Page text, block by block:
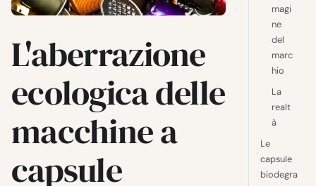
L'aberrazione
ecologica delle
macchine a
capsule
magi
ne
del
marc
hio
La
realt
à
Le
capsule
biodegra